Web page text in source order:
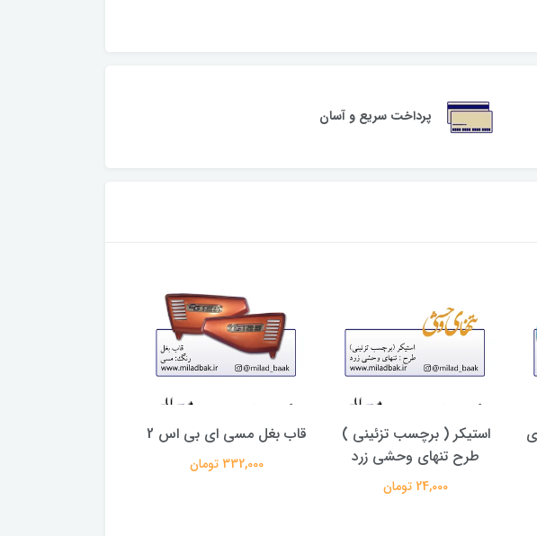
پرداخت سریع و آسان
استیکر ( برچسب تزئینی )
طرح تنهای وحشی زرد
24,000 تومان
قاب بغل مسی ای بی اس 2
332,000 تومان